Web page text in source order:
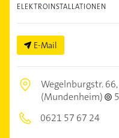
ELEKTROINSTALLATIONEN
E-Mail
Wegelnburgstr. 66,
(Mundenheim)
0621 57 67 24